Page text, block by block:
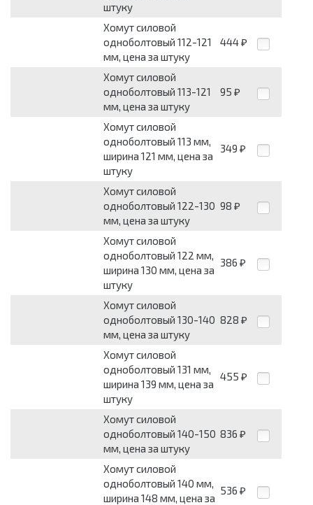
штуку
Хомут силовой
одноболтовый 112-121
мм, цена за штуку
444 ₽
Хомут силовой
одноболтовый 113-121
мм, цена за штуку
95 ₽
Хомут силовой
одноболтовый 113 мм,
ширина 121 мм, цена за
штуку
349 ₽
Хомут силовой
одноболтовый 122-130
мм, цена за штуку
98 ₽
Хомут силовой
одноболтовый 122 мм,
ширина 130 мм, цена за
штуку
386 ₽
Хомут силовой
одноболтовый 130-140
мм, цена за штуку
828 ₽
Хомут силовой
одноболтовый 131 мм,
ширина 139 мм, цена за
штуку
455 ₽
Хомут силовой
одноболтовый 140-150
мм, цена за штуку
836 ₽
Хомут силовой
одноболтовый 140 мм,
ширина 148 мм, цена за
536 ₽